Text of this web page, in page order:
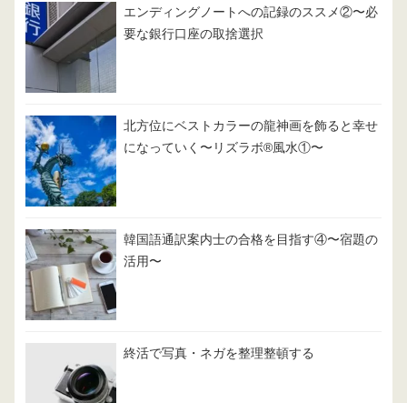
エンディングノートへの記録のススメ②〜必
要な銀行口座の取捨選択
北方位にベストカラーの龍神画を飾ると幸せ
になっていく〜リズラボ®️風水①〜
韓国語通訳案内士の合格を目指す④〜宿題の
活用〜
終活で写真・ネガを整理整頓する